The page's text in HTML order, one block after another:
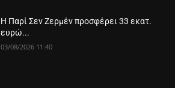
Η Παρί Σεν Ζερμέν προσφέρει 33 εκατ.
ευρώ...
03/08/2026 11:40